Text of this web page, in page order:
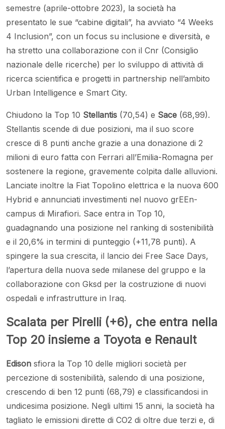
semestre (aprile-ottobre 2023), la società ha
presentato le sue “cabine digitali”, ha avviato “4 Weeks
4 Inclusion”, con un focus su inclusione e diversità, e
ha stretto una collaborazione con il Cnr (Consiglio
nazionale delle ricerche) per lo sviluppo di attività di
ricerca scientifica e progetti in partnership nell’ambito
Urban Intelligence e Smart City.
Chiudono la Top 10 Stellantis (70,54) e Sace (68,99).
Stellantis scende di due posizioni, ma il suo score
cresce di 8 punti anche grazie a una donazione di 2
milioni di euro fatta con Ferrari all’Emilia-Romagna per
sostenere la regione, gravemente colpita dalle alluvioni.
Lanciate inoltre la Fiat Topolino elettrica e la nuova 600
Hybrid e annunciati investimenti nel nuovo grEEn-
campus di Mirafiori. Sace entra in Top 10,
guadagnando una posizione nel ranking di sostenibilità
e il 20,6% in termini di punteggio (+11,78 punti). A
spingere la sua crescita, il lancio dei Free Sace Days,
l’apertura della nuova sede milanese del gruppo e la
collaborazione con Gksd per la costruzione di nuovi
ospedali e infrastrutture in Iraq.
Scalata per Pirelli (+6), che entra nella
Top 20 insieme a Toyota e Renault
Edison sfiora la Top 10 delle migliori società per
percezione di sostenibilità, salendo di una posizione,
crescendo di ben 12 punti (68,79) e classificandosi in
undicesima posizione. Negli ultimi 15 anni, la società ha
tagliato le emissioni dirette di CO2 di oltre due terzi e, di